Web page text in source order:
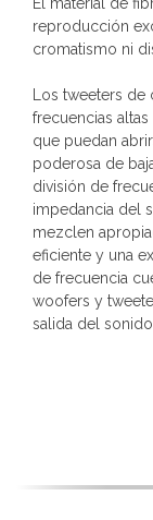
reproducción
cromatismo ni
Los tweeters
frecuencias
que puedan
poderosa de
división de
impedancia del
mezclen
eficiente y una
de frecuencia
woofers y
salida del